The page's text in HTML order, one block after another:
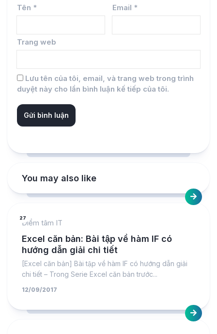
Tên * Email *
Trang web
Lưu tên của tôi, email, và trang web trong trình
duyệt này cho lần bình luận kế tiếp của tôi.
You may also like
27
Điểm tâm IT
Excel căn bản: Bài tập về hàm IF có
hướng dẫn giải chi tiết
[Excel căn bản] Bài tập về hàm IF có hướng dẫn giải
chi tiết – Trong Serie Excel căn bản trước...
12/09/2017